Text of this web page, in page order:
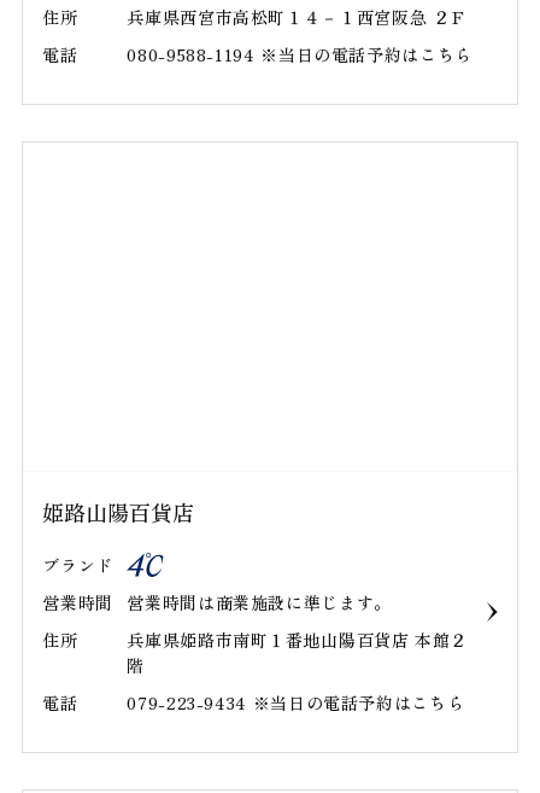
住所
兵庫県西宮市高松町１４－１西宮阪急 ２Ｆ
電話
080-9588-1194 ※当日の電話予約はこちら
姫路山陽百貨店
ブランド
営業時間
営業時間は商業施設に準じます。
住所
兵庫県姫路市南町１番地山陽百貨店 本館２
階
電話
079-223-9434 ※当日の電話予約はこちら